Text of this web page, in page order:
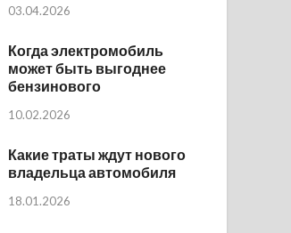
03.04.2026
Когда электромобиль
может быть выгоднее
бензинового
10.02.2026
Какие траты ждут нового
владельца автомобиля
18.01.2026